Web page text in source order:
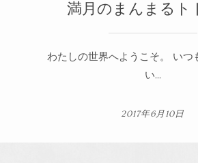
満月のまんまるト
わたしの世界へようこそ。 いつ
い...
2017年6月10日